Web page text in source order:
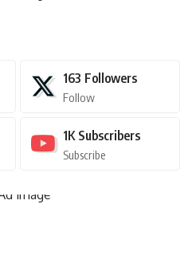
163 Followers
Follow
1K Subscribers
Subscribe